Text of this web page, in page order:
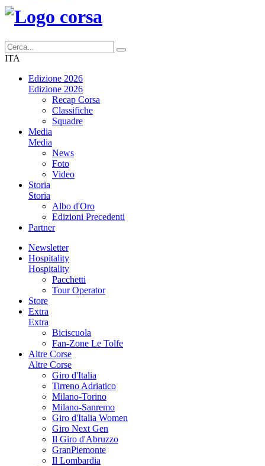
ITA
Edizione 2026
Edizione 2026
Recap Corsa
Classifiche
Squadre
Media
Media
News
Foto
Video
Storia
Storia
Albo d'Oro
Edizioni Precedenti
Partner
Newsletter
Hospitality
Hospitality
Pacchetti
Tour Operator
Store
Extra
Extra
Biciscuola
Fan-Zone Le Tolfe
Altre Corse
Altre Corse
Giro d'Italia
Tirreno Adriatico
Milano-Torino
Milano-Sanremo
Giro d'Italia Women
Giro Next Gen
Il Giro d'Abruzzo
GranPiemonte
Il Lombardia